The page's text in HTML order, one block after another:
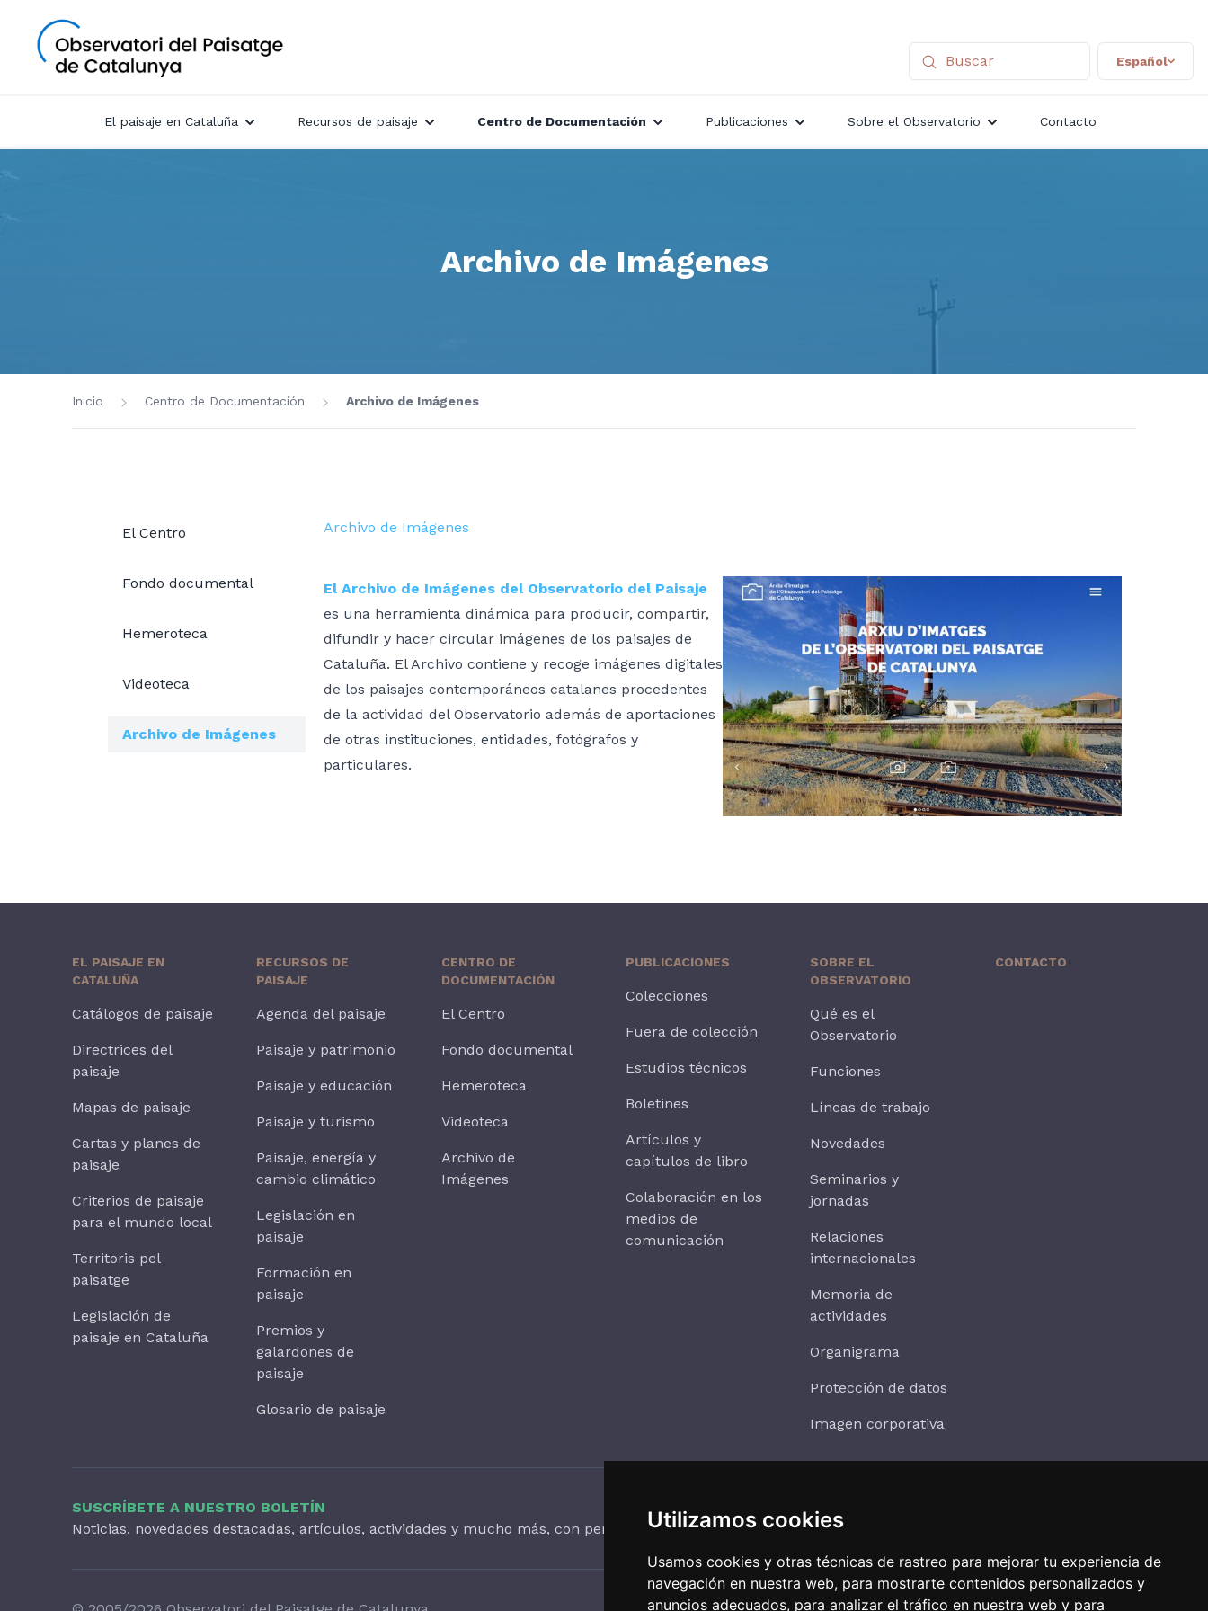
Utilizamos cookies
Usamos cookies y otras técnicas de rastreo para mejorar tu experiencia de
navegación en nuestra web, para mostrarte contenidos personalizados y
anuncios adecuados, para analizar el tráfico en nuestra web y para
Español
El paisaje en Cataluña Recursos de paisaje Centro de Documentación Publicaciones Sobre el Observatorio Contacto
Archivo de Imágenes
Inicio Centro de Documentación Archivo de Imágenes
El Centro
Fondo documental
Hemeroteca
Videoteca
Archivo de Imágenes
Archivo de Imágenes
El Archivo de Imágenes del Observatorio del Paisaje
es una herramienta dinámica para producir, compartir,
difundir y hacer circular imágenes de los paisajes de
Cataluña. El Archivo contiene y recoge imágenes digitales
de los paisajes contemporáneos catalanes procedentes
de la actividad del Observatorio además de aportaciones
de otras instituciones, entidades, fotógrafos y
particulares.
EL PAISAJE EN
CATALUÑA
Catálogos de paisaje
Directrices del
paisaje
Mapas de paisaje
Cartas y planes de
paisaje
Criterios de paisaje
para el mundo local
Territoris pel
paisatge
Legislación de
paisaje en Cataluña
RECURSOS DE
PAISAJE
Agenda del paisaje
Paisaje y patrimonio
Paisaje y educación
Paisaje y turismo
Paisaje, energía y
cambio climático
Legislación en
paisaje
Formación en
paisaje
Premios y
galardones de
paisaje
Glosario de paisaje
CENTRO DE
DOCUMENTACIÓN
El Centro
Fondo documental
Hemeroteca
Videoteca
Archivo de
Imágenes
PUBLICACIONES
Colecciones
Fuera de colección
Estudios técnicos
Boletines
Artículos y
capítulos de libro
Colaboración en los
medios de
comunicación
SOBRE EL
OBSERVATORIO
Qué es el
Observatorio
Funciones
Líneas de trabajo
Novedades
Seminarios y
jornadas
Relaciones
internacionales
Memoria de
actividades
Organigrama
Protección de datos
Imagen corporativa
CONTACTO
SUSCRÍBETE A NUESTRO BOLETÍN
Noticias, novedades destacadas, artículos, actividades y mucho más, con periodicidad trimestral.